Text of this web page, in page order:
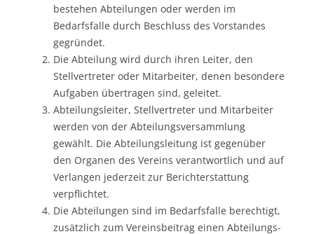
bestehen Abteilungen oder werden im
Bedarfsfalle durch Beschluss des Vorstandes
gegründet.
Die Abteilung wird durch ihren Leiter, den
Stellvertreter oder Mitarbeiter, denen besondere
Aufgaben übertragen sind, geleitet.
Abteilungsleiter, Stellvertreter und Mitarbeiter
werden von der Abteilungsversammlung
gewählt. Die Abteilungsleitung ist gegenüber
den Organen des Vereins verantwortlich und auf
Verlangen jederzeit zur Berichterstattung
verpflichtet.
Die Abteilungen sind im Bedarfsfalle berechtigt,
zusätzlich zum Vereinsbeitrag einen Abteilungs-